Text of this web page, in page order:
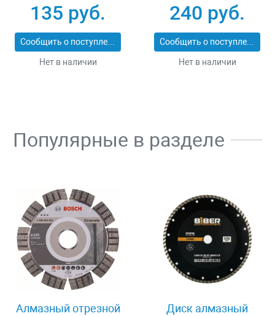
25_z01
135 руб.
Сообщить о поступлении
Нет в наличии
ЭКСПЕРТ 2053-
60_z01
240 руб.
Сообщить о поступлении
Нет в наличии
Популярные в разделе
Алмазный отрезной
Диск алмазный